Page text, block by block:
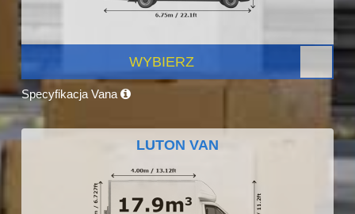
WYBIERZ
Specyfikacja Vana
LUTON VAN